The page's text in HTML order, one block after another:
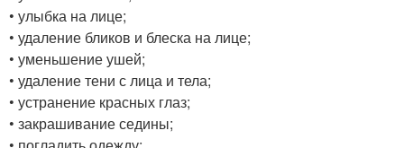
• улыбка на лице;
• удаление бликов и блеска на лице;
• уменьшение ушей;
• удаление тени с лица и тела;
• устранение красных глаз;
• закрашивание седины;